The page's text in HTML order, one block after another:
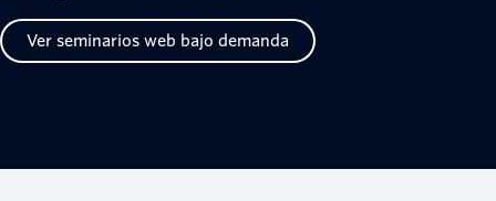
Ver seminarios web bajo demanda